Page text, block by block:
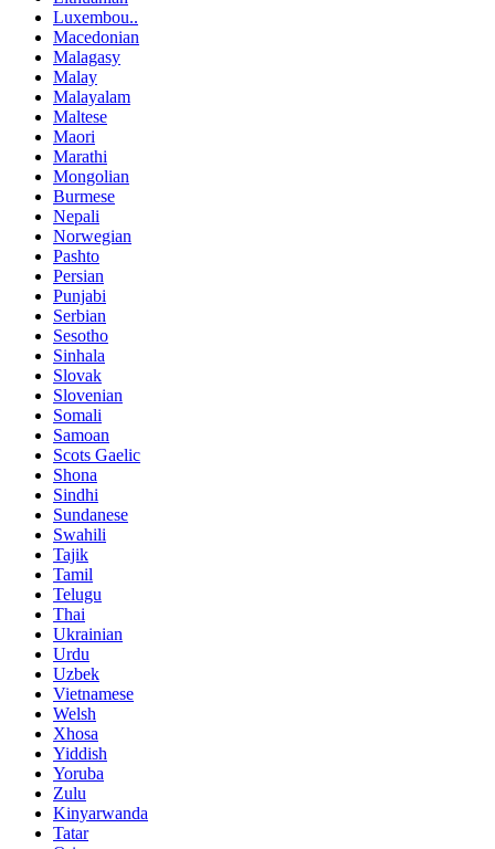
Luxembou..
Macedonian
Malagasy
Malay
Malayalam
Maltese
Maori
Marathi
Mongolian
Burmese
Nepali
Norwegian
Pashto
Persian
Punjabi
Serbian
Sesotho
Sinhala
Slovak
Slovenian
Somali
Samoan
Scots Gaelic
Shona
Sindhi
Sundanese
Swahili
Tajik
Tamil
Telugu
Thai
Ukrainian
Urdu
Uzbek
Vietnamese
Welsh
Xhosa
Yiddish
Yoruba
Zulu
Kinyarwanda
Tatar